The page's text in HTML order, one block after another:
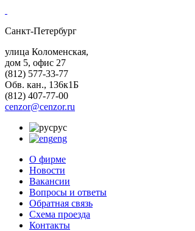
Санкт-Петербург
улица Коломенская,
дом 5, офис 27
(812) 577-33-77
Обв. кан., 136к1Б
(812) 407-77-00
cenzor@cenzor.ru
рус
eng
О фирме
Новости
Вакансии
Вопросы и ответы
Обратная связь
Схема проезда
Контакты